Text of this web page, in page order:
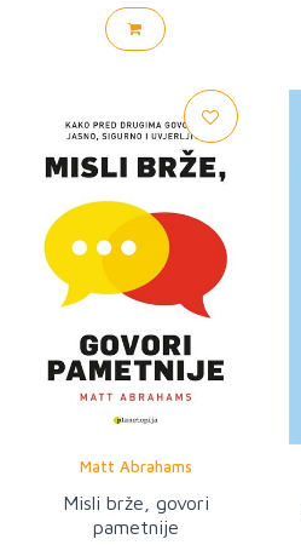
Matt Abrahams
Misli brže, govori
pametnije